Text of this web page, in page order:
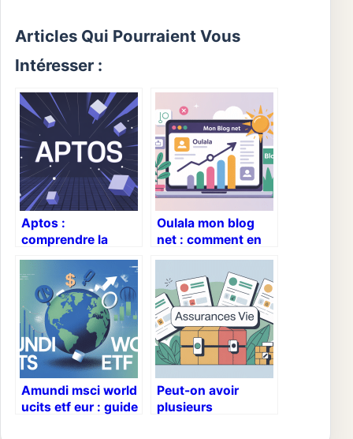
Articles Qui Pourraient Vous
Intéresser :
Aptos :
comprendre la
nouvelle
génération et ses
enjeux
Oulala mon blog
net : comment en
de visibilité
Amundi msci world
ucits etf eur : guide
Peut-on avoir
plusieurs